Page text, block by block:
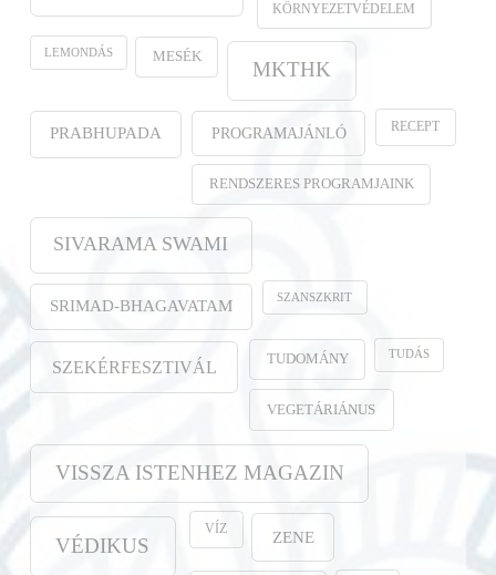
KÖRNYEZETVÉDELEM
LEMONDÁS MESÉK
MKTHK
PRABHUPADA PROGRAMAJÁNLÓ RECEPT
RENDSZERES PROGRAMJAINK
SIVARAMA SWAMI
SRIMAD-BHAGAVATAM SZANSZKRIT
SZEKÉRFESZTIVÁL TUDOMÁNY TUDÁS
VEGETÁRIÁNUS
VISSZA ISTENHEZ MAGAZIN
VÉDIKUS
VÍZ ZENE